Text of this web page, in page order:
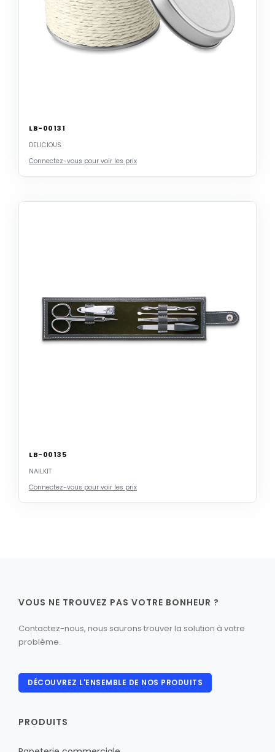
LB-00131
DELICIOUS
Connectez-vous pour voir les prix
LB-00135
NAILKIT
Connectez-vous pour voir les prix
VOUS NE TROUVEZ PAS VOTRE BONHEUR ?
Contactez-nous, nous saurons trouver la solution à votre
problème.
DÉCOUVREZ L'ENSEMBLE DE NOS PRODUITS
PRODUITS